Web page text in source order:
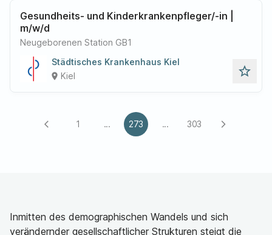
Gesundheits- und Kinderkrankenpfleger/-in |
m/w/d
Neugeborenen Station GB1
Städtisches Krankenhaus Kiel
place Kiel star_outline
arrow_back_ios 1 ... 273 ... 303 arrow_forward_ios
Inmitten des demographischen Wandels und sich
verändernder gesellschaftlicher Strukturen steigt die